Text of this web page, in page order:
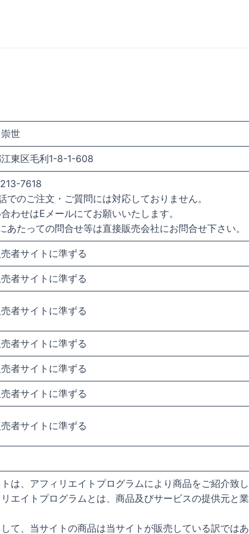
世
東区毛利1-8-1-608
7618
でのご注文・ご質問には対応しておりません。
わせはEメールにてお願いいたします。
あたっての問合せ等は直接販売会社にお問合せ下さい。
者サイトに準ずる
者サイトに準ずる
者サイトに準ずる
者サイトに準ずる
者サイトに準ずる
者サイトに準ずる
者サイトに準ずる
は、アフィリエイトプログラムにより商品をご紹介致し
エイトプログラムとは、商品及びサービスの提供元と
て、当サイトの商品は当サイトが販売している訳ではあ